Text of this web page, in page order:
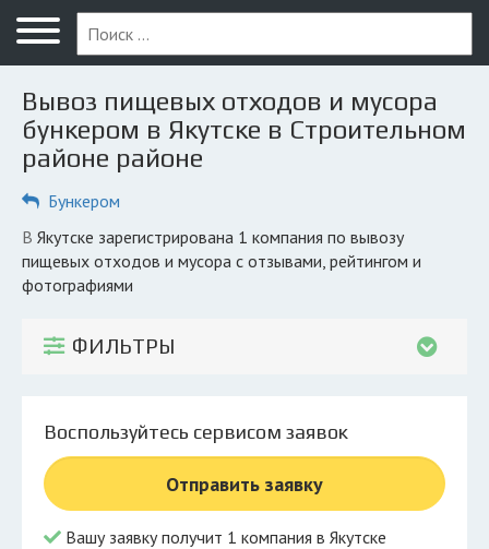
Меню
Главная
Вопрос юристу
Якутск
ПОЛЬЗОВАТЕЛЯМ
Компании
Экоблог
Личный кабинет
Вывоз пищевых отходов и мусора
бункером в Якутске в Строительном
районе районе
Бункером
в Якутске зарегистрирована 1 компания по вывозу
пищевых отходов и мусора с отзывами, рейтингом и
фотографиями
ФИЛЬТРЫ
Воспользуйтесь сервисом заявок
Отправить заявку
Вашу заявку получит 1 компания в Якутске